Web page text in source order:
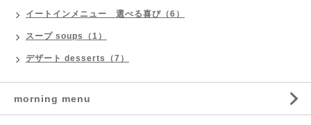
イートインメニュー 選べる喜び（6）
スープ soups（1）
デザート desserts（7）
morning menu